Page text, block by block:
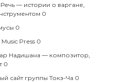
— истории о варгане,
0
0
Press 0
Надишана — композитор,
0
сайт группы Токэ-Ча 0